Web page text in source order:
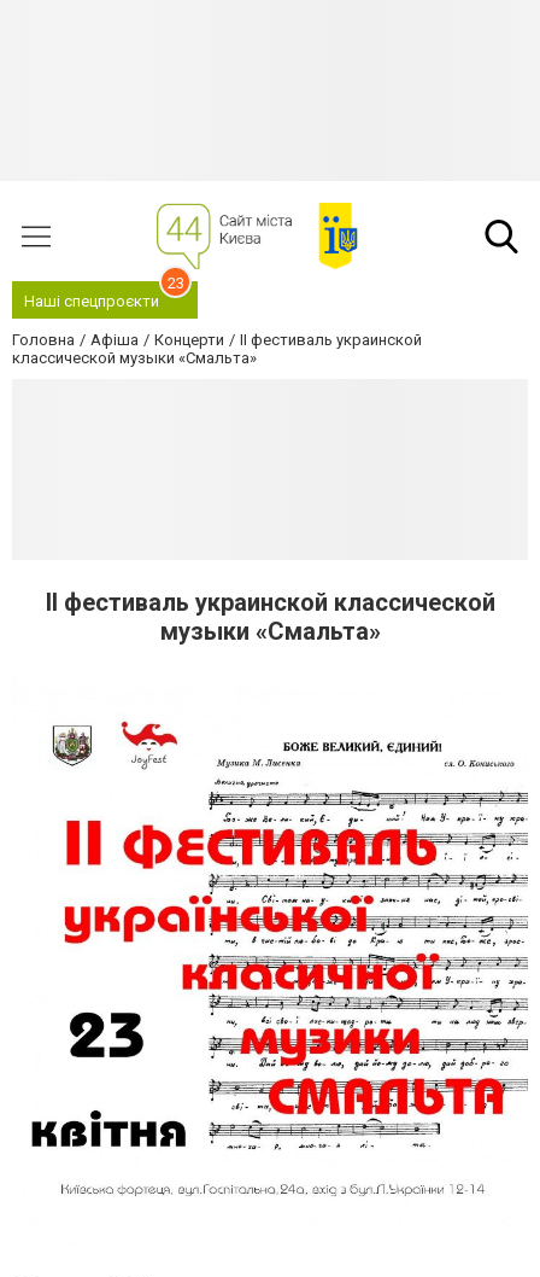
Наші спецпроєкти
23
Головна Афіша Концерти
II фестиваль украинской
классической музыки «Смальта»
II фестиваль украинской классической
музыки «Смальта»